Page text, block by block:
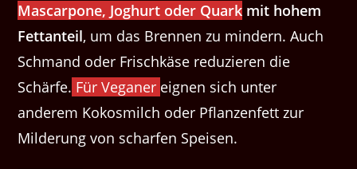
Mascarpone, Joghurt oder Quark mit hohem
Fettanteil, um das Brennen zu mindern. Auch
Schmand oder Frischkäse reduzieren die
Schärfe. Für Veganer eignen sich unter
anderem Kokosmilch oder Pflanzenfett zur
Milderung von scharfen Speisen.